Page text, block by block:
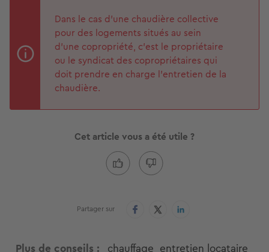
Dans le cas d’une chaudière collective
pour des logements situés au sein
d’une copropriété, c’est le propriétaire
ou le syndicat des copropriétaires qui
doit prendre en charge l’entretien de la
chaudière.
Cet article vous a été utile ?
Partager sur
Plus de conseils chauffage entretien locataire